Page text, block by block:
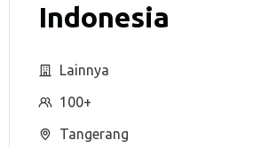
Indonesia
Lainnya
100+
Tangerang